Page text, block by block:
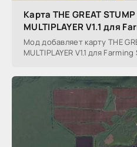
Карта THE GREAT
MULTIPLAYER V1.1 для
Мод добавляет карту THE
MULTIPLAYER V1.1 для